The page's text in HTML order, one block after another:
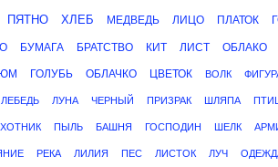
ПЯТНО ХЛЕБ МЕДВЕДЬ ЛИЦО ПЛАТОК
БУМАГА БРАТСТВО КИТ ЛИСТ ОБЛАКО
ГОЛУБЬ ОБЛАЧКО ЦВЕТОК ВОЛК
ЛЕБЕДЬ ЛУНА ЧЕРНЫЙ ПРИЗРАК ШЛЯПА
ПЫЛЬ БАШНЯ ГОСПОДИН ШЕЛК
РЕКА ЛИЛИЯ ПЕС ЛИСТОК ЛУЧ